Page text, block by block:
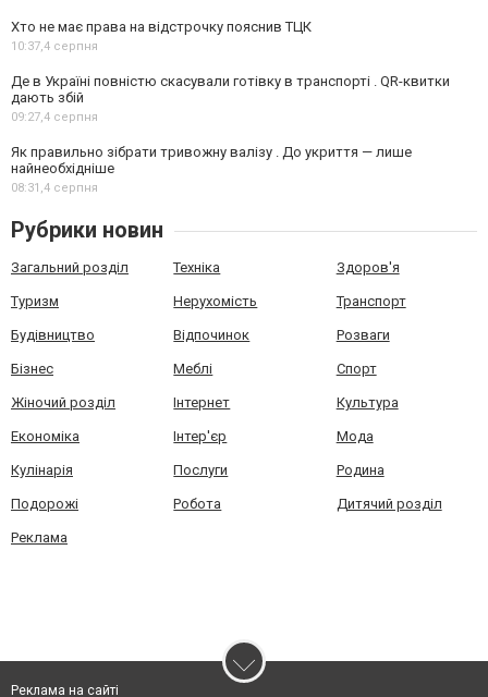
Хто не має права на відстрочку пояснив ТЦК
10:37,4 серпня
Де в Україні повністю скасували готівку в транспорті . QR-квитки
дають збій
09:27,4 серпня
Як правильно зібрати тривожну валізу . До укриття — лише
найнеобхідніше
08:31,4 серпня
Рубрики новин
Загальний розділ Техніка Здоров'я
Туризм Нерухомість Транспорт
Будівництво Відпочинок Розваги
Бізнес Меблі Спорт
Жіночий розділ Інтернет Культура
Економіка Інтер'єр Мода
Кулінарія Послуги Родина
Подорожі Робота Дитячий розділ
Реклама
Реклама на сайті